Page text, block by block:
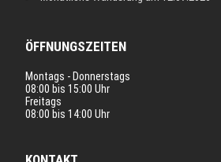
ÖFFNUNGSZEITEN
Montags - Donnerstags
08:00 bis 15:00 Uhr
Freitags
08:00 bis 14:00 Uhr